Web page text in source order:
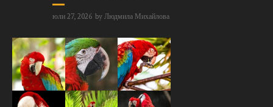
юли 27, 2026 by Людмила Михайлова